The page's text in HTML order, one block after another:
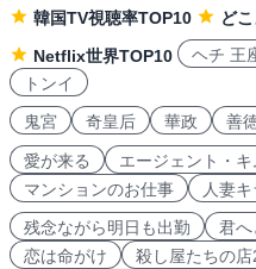
韓国TV視聴率TOP10
ど
Netflix世界TOP10
ヘチ 王
トンイ
鬼宮
奇皇后 華政 善
愛が来る エージェント・キ
マンションのお仕事
人妻
残念ながら明日も出勤
君
恋は命がけ
殺し屋たちの店